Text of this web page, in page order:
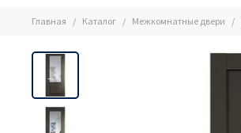
Главная Каталог Межкомнатные двери